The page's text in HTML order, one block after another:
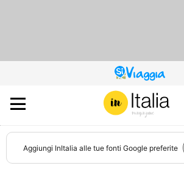
QUESTO
SITO
CONTRIBUISCE
ALL’AUDIENCE
DI
Aggiungi InItalia alle tue fonti Google preferite